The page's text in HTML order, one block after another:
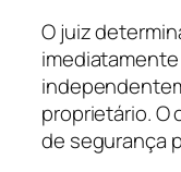
O juiz
proprietário. O
de segurança